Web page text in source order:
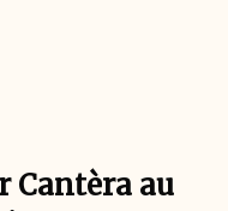
Cantèra au